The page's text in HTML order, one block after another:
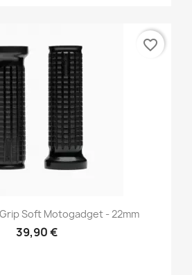
Soft Motogadget - 22mm
39,90 €
favorite_border